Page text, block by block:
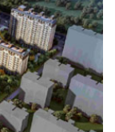
业中心进行了改